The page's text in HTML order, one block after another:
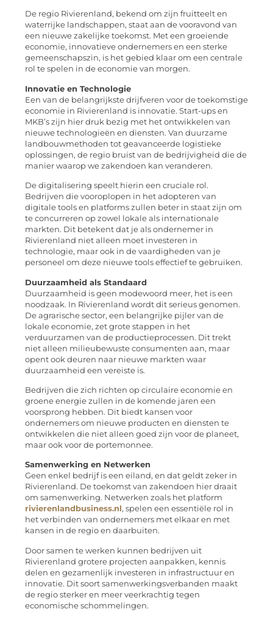
De regio Rivierenland, bekend om zijn fruitteelt en
waterrijke landschappen, staat aan de vooravond van
een nieuwe zakelijke toekomst. Met een groeiende
economie, innovatieve ondernemers en een sterke
gemeenschapszin, is het gebied klaar om een centrale
rol te spelen in de economie van morgen.
Innovatie en Technologie
Een van de belangrijkste drijfveren voor de toekomstige
economie in Rivierenland is innovatie. Start-ups en
MKB’s zijn hier druk bezig met het ontwikkelen van
nieuwe technologieën en diensten. Van duurzame
landbouwmethoden tot geavanceerde logistieke
oplossingen, de regio bruist van de bedrijvigheid die de
manier waarop we zakendoen kan veranderen.
De digitalisering speelt hierin een cruciale rol.
Bedrijven die vooroplopen in het adopteren van
digitale tools en platforms zullen beter in staat zijn om
te concurreren op zowel lokale als internationale
markten. Dit betekent dat je als ondernemer in
Rivierenland niet alleen moet investeren in
technologie, maar ook in de vaardigheden van je
personeel om deze nieuwe tools effectief te gebruiken.
Duurzaamheid als Standaard
Duurzaamheid is geen modewoord meer, het is een
noodzaak. In Rivierenland wordt dit serieus genomen.
De agrarische sector, een belangrijke pijler van de
lokale economie, zet grote stappen in het
verduurzamen van de productieprocessen. Dit trekt
niet alleen milieubewuste consumenten aan, maar
opent ook deuren naar nieuwe markten waar
duurzaamheid een vereiste is.
Bedrijven die zich richten op circulaire economie en
groene energie zullen in de komende jaren een
voorsprong hebben. Dit biedt kansen voor
ondernemers om nieuwe producten en diensten te
ontwikkelen die niet alleen goed zijn voor de planeet,
maar ook voor de portemonnee.
Samenwerking en Netwerken
Geen enkel bedrijf is een eiland, en dat geldt zeker in
Rivierenland. De toekomst van zakendoen hier draait
om samenwerking. Netwerken zoals het platform
rivierenlandbusiness.nl, spelen een essentiële rol in
het verbinden van ondernemers met elkaar en met
kansen in de regio en daarbuiten.
Door samen te werken kunnen bedrijven uit
Rivierenland grotere projecten aanpakken, kennis
delen en gezamenlijk investeren in infrastructuur en
innovatie. Dit soort samenwerkingsverbanden maakt
de regio sterker en meer veerkrachtig tegen
economische schommelingen.